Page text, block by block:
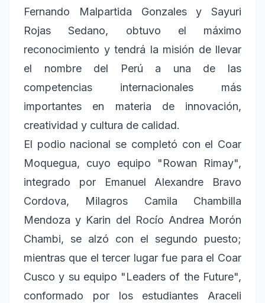
Fernando Malpartida Gonzales y Sayuri
Rojas Sedano, obtuvo el máximo
reconocimiento y tendrá la misión de llevar
el nombre del Perú a una de las
competencias internacionales más
importantes en materia de innovación,
creatividad y cultura de calidad.
El podio nacional se completó con el Coar
Moquegua, cuyo equipo "Rowan Rimay",
integrado por Emanuel Alexandre Bravo
Cordova, Milagros Camila Chambilla
Mendoza y Karin del Rocío Andrea Morón
Chambi, se alzó con el segundo puesto;
mientras que el tercer lugar fue para el Coar
Cusco y su equipo "Leaders of the Future",
conformado por los estudiantes Araceli